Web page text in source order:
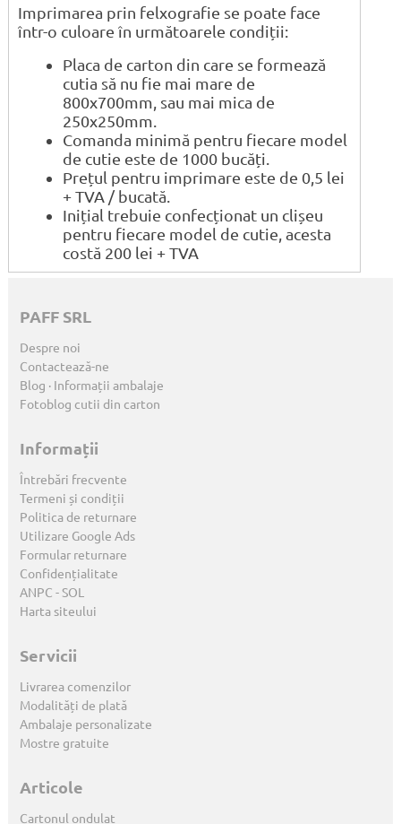
Imprimarea prin felxografie se poate face
într-o culoare în următoarele condiții:
Placa de carton din care se formează
cutia să nu fie mai mare de
800x700mm, sau mai mica de
250x250mm.
Comanda minimă pentru fiecare model
de cutie este de 1000 bucăți.
Prețul pentru imprimare este de 0,5 lei
+ TVA / bucată.
Inițial trebuie confecționat un clișeu
pentru fiecare model de cutie, acesta
costă 200 lei + TVA
PAFF SRL
Despre noi
Contactează-ne
Blog · Informații ambalaje
Fotoblog cutii din carton
Informații
Întrebări frecvente
Termeni și condiții
Politica de returnare
Utilizare Google Ads
Formular returnare
Confidențialitate
ANPC -SOL
Harta siteului
Servicii
Livrarea comenzilor
Modalități de plată
Ambalaje personalizate
Mostre gratuite
Articole
Cartonul ondulat